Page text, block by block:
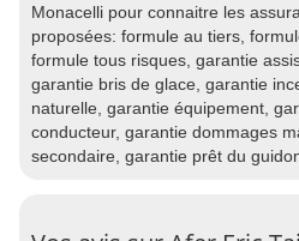
Monacelli pour connaitre les
proposées: formule au tiers,
formule tous risques, garantie
garantie bris de glace, garantie
naturelle, garantie équipement,
conducteur, garantie dommages
secondaire, garantie prêt du guidon